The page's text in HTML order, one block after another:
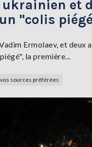
et
"colis
Ermolaev, et deux
la première...
sources préférées